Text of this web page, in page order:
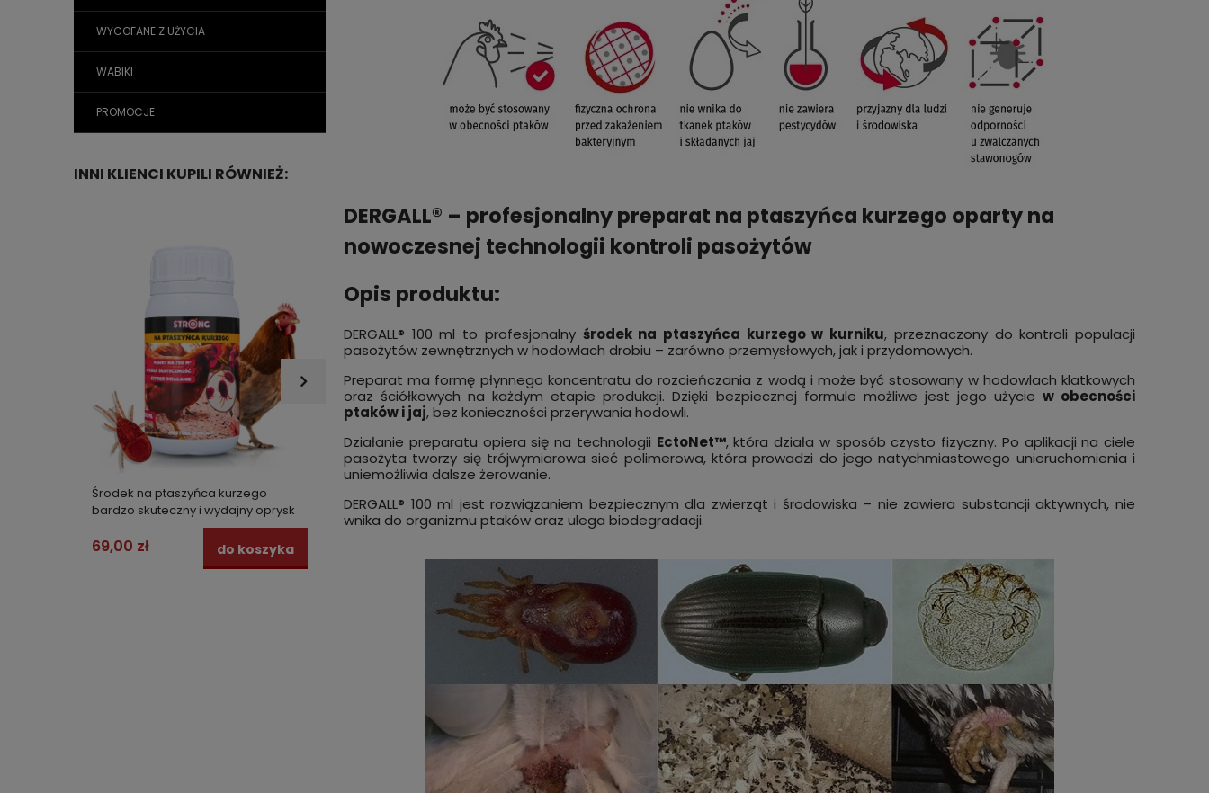
WYCOFANE Z UŻYCIA
WABIKI
PROMOCJE
INNI KLIENCI KUPILI RÓWNIEŻ:
Środek na ptaszyńca kurzego
bardzo skuteczny i wydajny oprysk
69,00 zł do koszyka
HODOWLI DROBIU ekologiczny
preparat do posypywania 150 g
ptaszyńca kurzego zawierający dwa
koncentraty (insektycyd +
do kurników. PTASZYNIEC KURZY.
DERGALL® – profesjonalny preparat na ptaszyńca kurzego oparty na
nowoczesnej technologii kontroli pasożytów
Opis produktu:
DERGALL® 100 ml to profesjonalny środek na ptaszyńca kurzego w kurniku, przeznaczony do kontroli populacji
pasożytów zewnętrznych w hodowlach drobiu – zarówno przemysłowych, jak i przydomowych.
Preparat ma formę płynnego koncentratu do rozcieńczania z wodą i może być stosowany w hodowlach klatkowych
oraz ściółkowych na każdym etapie produkcji. Dzięki bezpiecznej formule możliwe jest jego użycie w obecności
ptaków i jaj, bez konieczności przerywania hodowli.
Działanie preparatu opiera się na technologii EctoNet™, która działa w sposób czysto fizyczny. Po aplikacji na ciele
pasożyta tworzy się trójwymiarowa sieć polimerowa, która prowadzi do jego natychmiastowego unieruchomienia i
uniemożliwia dalsze żerowanie.
DERGALL® 100 ml jest rozwiązaniem bezpiecznym dla zwierząt i środowiska – nie zawiera substancji aktywnych, nie
wnika do organizmu ptaków oraz ulega biodegradacji.